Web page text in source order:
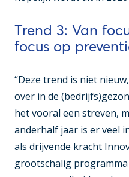
Trend 3: Van
focus op
“Deze trend is niet
over in de
het vooral een streven,
anderhalf jaar is er veel
als drijvende kracht
grootschalig